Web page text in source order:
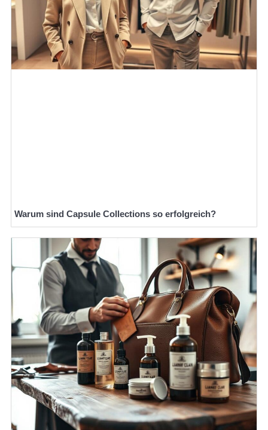
Warum sind Capsule Collections so erfolgreich?